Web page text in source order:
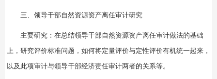
三、领导干部自然资源资产离任审计研究
主要研究：在总结领导干部自然资源资产离任审计做法的基础
上，研究评价标准问题，如何将定量评价与定性评价有机统一起来，
以及此项审计与领导干部经济责任审计两者的关系等。